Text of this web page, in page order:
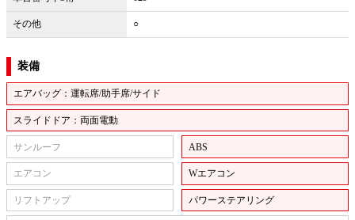
その他 ○
装備
エアバッグ：運転席/助手席/サイド
スライドドア：両面電動
サンルーフ ABS
エアコン Wエアコン
リフトアップ パワーステアリング